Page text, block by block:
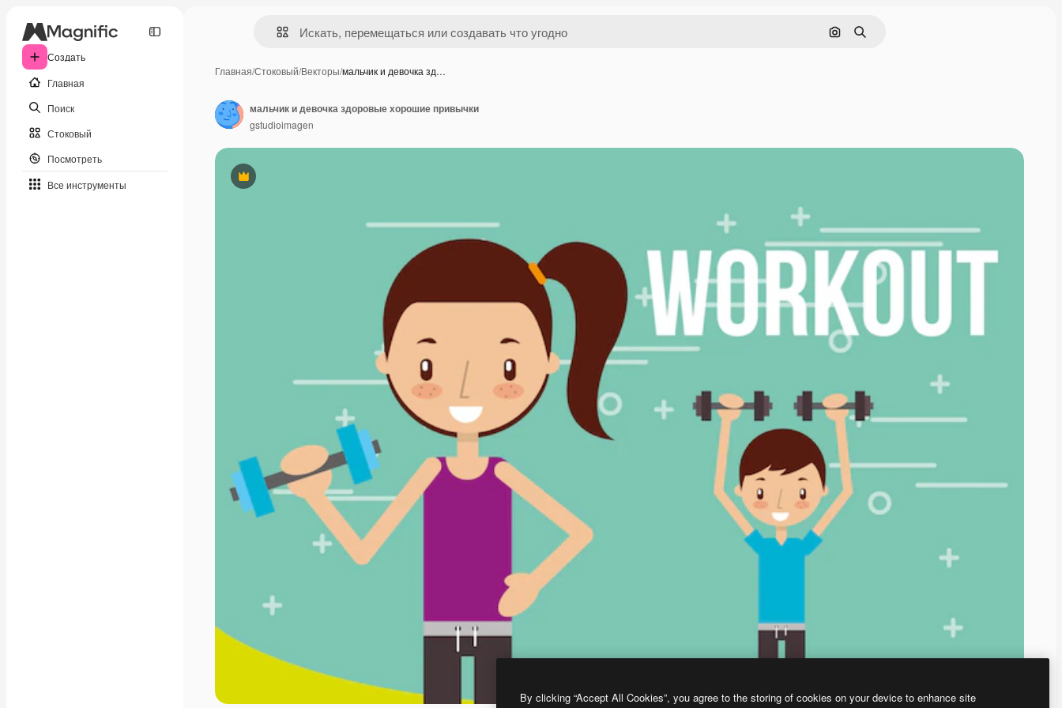
Создать
Главная
Поиск
Стоковый
Посмотреть
Все инструменты
Поиск по изображению
Поиск
Главная/Стоковый/Векторы/мальчик и девочка зд…
Премиум
мальчик и девочка здоровые хорошие привычки
gstudioimagen
By clicking “Accept All Cookies”, you agree to the storing of cookies on your device to enhance site